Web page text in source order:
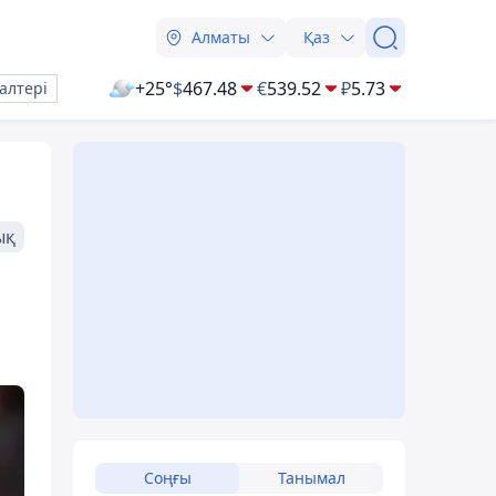
Алматы Қаз
+25°$467.48 €539.52 ₽5.73
Соңғы Танымал